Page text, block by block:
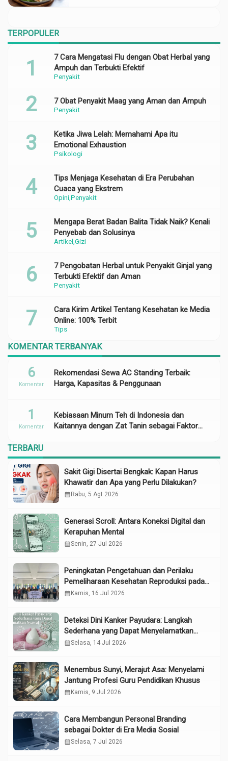
TERPOPULER
Penyakit
7 Cara Mengatasi Flu dengan Obat Herbal yang
Ampuh dan Terbukti Efektif
Penyakit
7 Obat Penyakit Maag yang Aman dan Ampuh
Psikologi
Ketika Jiwa Lelah: Memahami Apa itu
Emotional Exhaustion
OpiniPenyakit
Tips Menjaga Kesehatan di Era Perubahan
Cuaca yang Ekstrem
Artikel Gizi
Mengapa Berat Badan Balita Tidak Naik? Kenali
Penyebab dan Solusinya
Penyakit
7 Pengobatan Herbal untuk Penyakit Ginjal yang
Terbukti Efektif dan Aman
Tips
Cara Kirim Artikel Tentang Kesehatan ke Media
Online: 100% Terbit
KOMENTAR TERBANYAK
Rekomendasi Sewa AC Standing Terbaik:
Harga, Kapasitas & Penggunaan
6
Komentar
Kebiasaan Minum Teh di Indonesia dan
Kaitannya dengan Zat Tanin sebagai Faktor
1
Komentar
TERBARU
Sakit Gigi Disertai Bengkak: Kapan Harus
Khawatir dan Apa yang Perlu Dilakukan?
calendar_month Rabu, 5 Agt 2026
Generasi Scroll: Antara Koneksi Digital dan
Kerapuhan Mental
calendar_monthSenin, 27 Jul 2026
Peningkatan Pengetahuan dan Perilaku
Pemeliharaan Kesehatan Reproduksi pada
Lansia melalui Edukasi dan Konseling di
calendar_month Kamis, 16 Jul 2026
Deteksi Dini Kanker Payudara: Langkah
Sederhana yang Dapat Menyelamatkan
Nyawa
calendar_monthSelasa, 14 Jul 2026
Menembus Sunyi, Merajut Asa: Menyelami
Jantung Profesi Guru Pendidikan Khusus
calendar_month Kamis, 9 Jul 2026
Cara Membangun Personal Branding
sebagai Dokter di Era Media Sosial
calendar_monthSelasa, 7 Jul 2026